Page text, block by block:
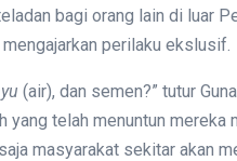
bagi orang lain di luar
perilaku ekslusif.
(air), dan semen?” tutur
telah menuntun mereka
masyarakat sekitar akan